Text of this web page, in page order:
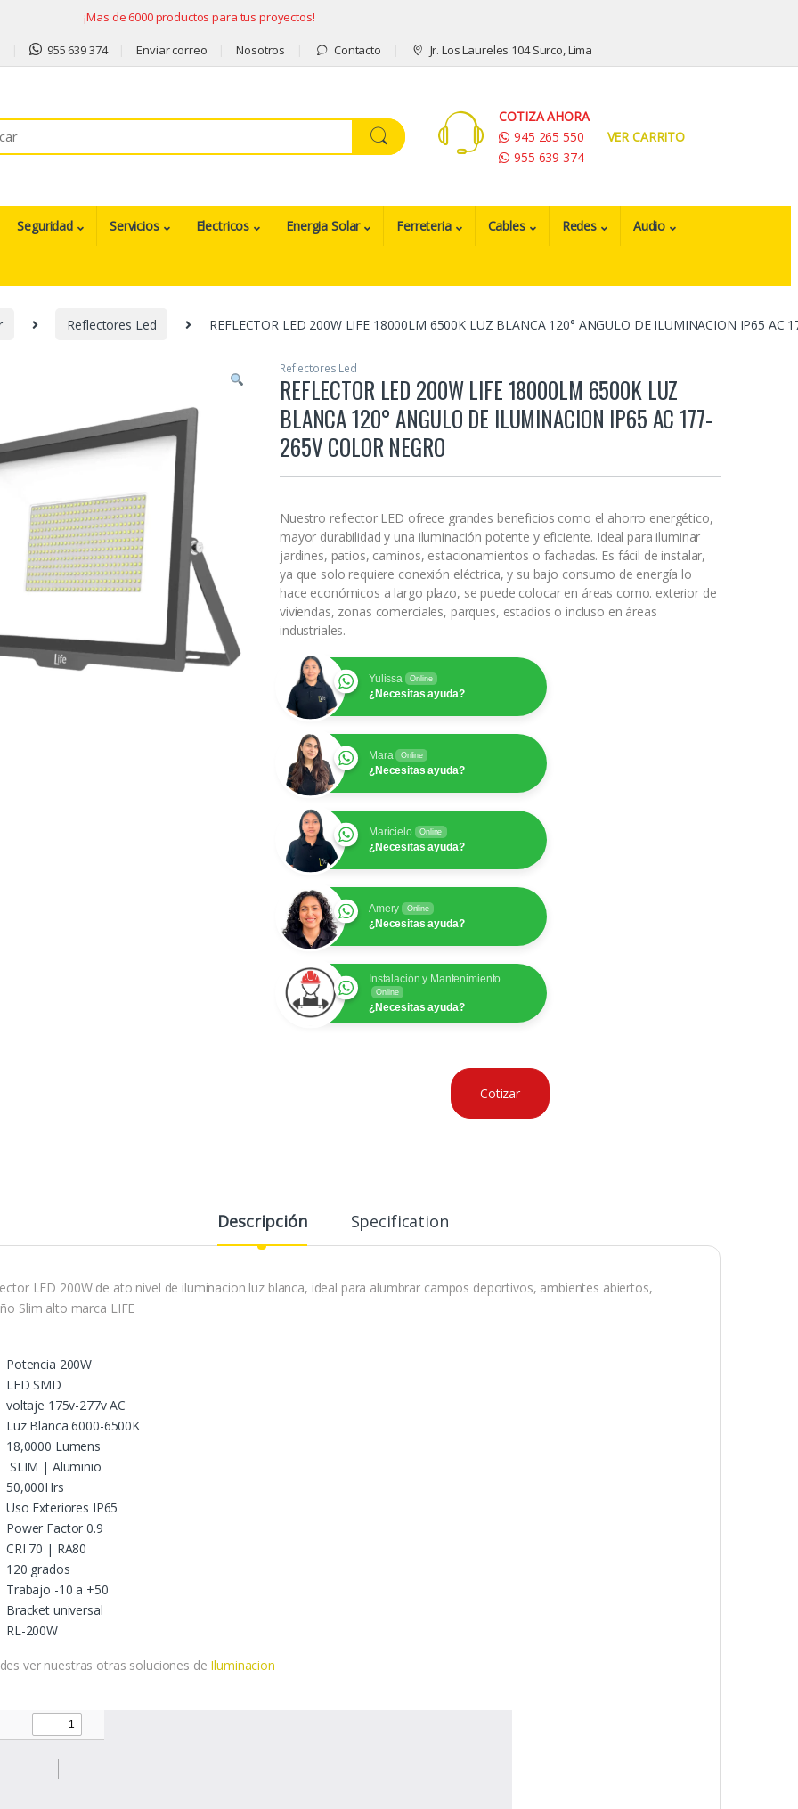
¡Mas de 6000 productos para tus proyectos!
955 639 374 Enviar correo Nosotros Contacto Jr. Los Laureles 104 Surco, Lima
COTIZA AHORA
945 265 550
955 639 374
VER CARRITO
Seguridad Servicios Electricos Energia Solar Ferreteria Cables Redes Audio
Reflectores Led REFLECTOR LED 200W LIFE 18000LM 6500K LUZ BLANCA 120° ANGULO DE ILUMINACION IP65 AC
Reflectores Led
REFLECTOR LED 200W LIFE 18000LM 6500K LUZ
BLANCA 120° ANGULO DE ILUMINACION IP65 AC 177-
265V COLOR NEGRO
Nuestro reflector LED ofrece grandes beneficios como el ahorro energético,
mayor durabilidad y una iluminación potente y eficiente. Ideal para iluminar
jardines, patios, caminos, estacionamientos o fachadas. Es fácil de instalar,
ya que solo requiere conexión eléctrica, y su bajo consumo de energía lo
hace económicos a largo plazo, se puede colocar en áreas como. exterior de
viviendas, zonas comerciales, parques, estadios o incluso en áreas
industriales.
Yulissa Online
¿Necesitas ayuda?
Mara Online
¿Necesitas ayuda?
Maricielo Online
¿Necesitas ayuda?
Amery Online
¿Necesitas ayuda?
Instalación y Mantenimiento
Online
¿Necesitas ayuda?
Cotizar
Descripción Specification
LED 200W de ato nivel de iluminacion luz blanca, ideal para alumbrar campos deportivos, ambientes abiertos,
Slim alto marca LIFE
Potencia 200W
LED SMD
voltaje 175v-277v AC
Luz Blanca 6000-6500K
18,0000 Lumens
SLIM | Aluminio
50,000Hrs
Uso Exteriores IP65
Power Factor 0.9
CRI 70 | RA80
120 grados
Trabajo -10 a +50
Bracket universal
RL-200W
ver nuestras otras soluciones de Iluminacion